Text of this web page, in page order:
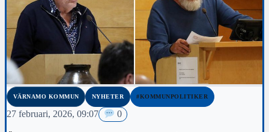
VÄRNAMO KOMMUN NYHETER #KOMMUNPOLITIKER
27 februari, 2026, 09:07 0